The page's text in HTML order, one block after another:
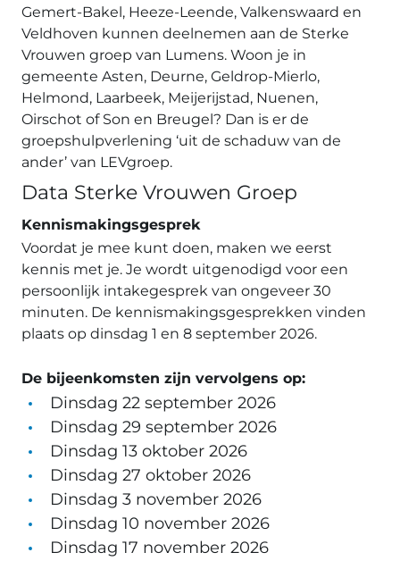
Gemert-Bakel, Heeze-Leende, Valkenswaard en
Veldhoven kunnen deelnemen aan de Sterke
Vrouwen groep van Lumens. Woon je in
gemeente Asten, Deurne, Geldrop-Mierlo,
Helmond, Laarbeek, Meijerijstad, Nuenen,
Oirschot of Son en Breugel? Dan is er de
groepshulpverlening ‘uit de schaduw van de
ander’ van LEVgroep.
Data Sterke Vrouwen Groep
Kennismakingsgesprek
Voordat je mee kunt doen, maken we eerst
kennis met je. Je wordt uitgenodigd voor een
persoonlijk intakegesprek van ongeveer 30
minuten. De kennismakingsgesprekken vinden
plaats op dinsdag 1 en 8 september 2026.
De bijeenkomsten zijn vervolgens op:
Dinsdag 22 september 2026
Dinsdag 29 september 2026
Dinsdag 13 oktober 2026
Dinsdag 27 oktober 2026
Dinsdag 3 november 2026
Dinsdag 10 november 2026
Dinsdag 17 november 2026